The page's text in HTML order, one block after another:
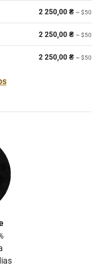
2 250,00 ₴ ~ $50
2 250,00 ₴ ~ $50
2 250,00 ₴ ~ $50